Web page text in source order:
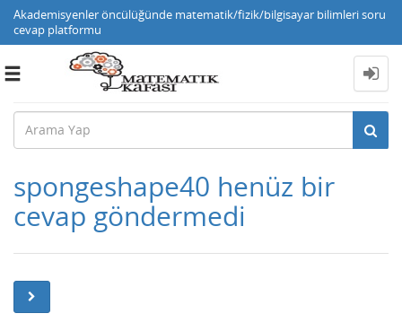
Akademisyenler öncülüğünde matematik/fizik/bilgisayar bilimleri soru
cevap platformu
Toggle
spongeshape40 henüz bir
cevap göndermedi